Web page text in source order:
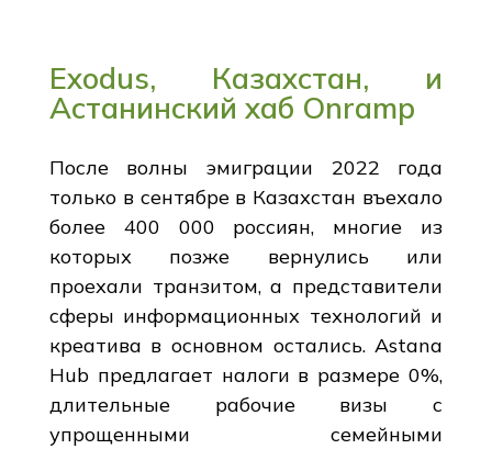
Exodus, Казахстан, и
Астанинский хаб Onramp
После волны эмиграции 2022 года
только в сентябре в Казахстан въехало
более 400 000 россиян, многие из
которых позже вернулись или
проехали транзитом, а представители
сферы информационных технологий и
креатива в основном остались. Astana
Hub предлагает налоги в размере 0%,
длительные рабочие визы с
упрощенными семейными